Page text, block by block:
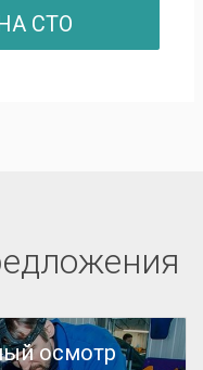
СТО
осмотр